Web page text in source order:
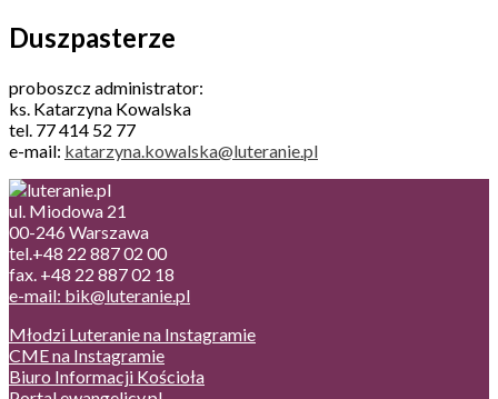
Duszpasterze
proboszcz administrator:
ks. Katarzyna Kowalska
tel. 77 414 52 77
e-mail: katarzyna.kowalska@luteranie.pl
ul. Miodowa 21
00-246 Warszawa
tel.+48 22 887 02 00
fax. +48 22 887 02 18
e-mail: bik@luteranie.pl
Młodzi Luteranie na Instagramie
CME na Instagramie
Biuro Informacji Kościoła